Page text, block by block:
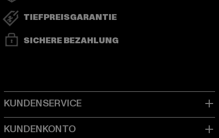
TIEFPREISGARANTIE
SICHERE BEZAHLUNG